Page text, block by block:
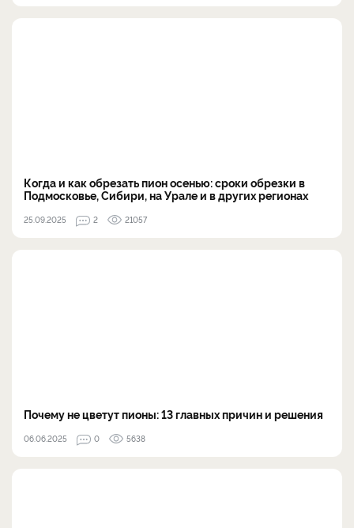
Когда и как обрезать пион осенью: сроки обрезки в
Подмосковье, Сибири, на Урале и в других регионах
25.09.2025 2 21057
Почему не цветут пионы: 13 главных причин и решения
06.06.2025 0 5638